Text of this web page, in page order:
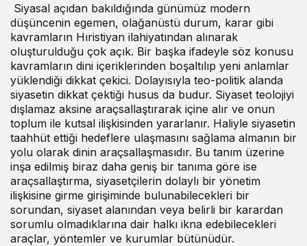
Siyasal açıdan bakıldığında günümüz modern
düşüncenin egemen, olağanüstü durum, karar gibi
kavramların Hıristiyan ilahiyatından alınarak
oluşturulduğu çok açık. Bir başka ifadeyle söz konusu
kavramların dini içeriklerinden boşaltılıp yeni anlamlar
yüklendiği dikkat çekici. Dolayısıyla teo-politik alanda
siyasetin dikkat çektiği husus da budur. Siyaset teolojiyi
dışlamaz aksine araçsallaştırarak içine alır ve onun
toplum ile kutsal ilişkisinden yararlanır. Haliyle siyasetin
taahhüt ettiği hedeflere ulaşmasını sağlama almanın bir
yolu olarak dinin araçsallaşmasıdır. Bu tanım üzerine
inşa edilmiş biraz daha geniş bir tanıma göre ise
araçsallaştırma, siyasetçilerin dolaylı bir yönetim
ilişkisine girme girişiminde bulunabilecekleri bir
sorundan, siyaset alanından veya belirli bir karardan
sorumlu olmadıklarına dair halkı ikna edebilecekleri
araçlar, yöntemler ve kurumlar bütünüdür.